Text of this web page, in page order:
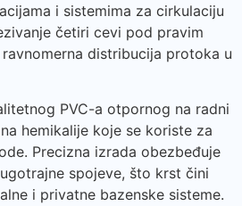
i sistemima za cirkulaciju
četiri cevi pod pravim
distribucija protoka u
PVC-a otpornog na radni
hemikalije koje se koriste za
Precizna izrada obezbeđuje
spojeve, što krst čini
i privatne bazenske sisteme.